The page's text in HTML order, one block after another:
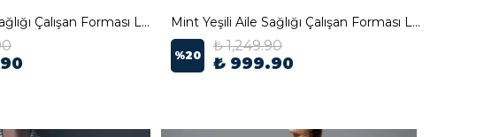
Mint Yeşili Aile Sağlığı Çalışan Forması Likralı Scrubs Alt - Kadın Mint Yeşili Aile Sağlığı Çalışan Forması Likralı Scrubs Üst - Kadın
%20
₺ 1,249.90
₺ 999.90